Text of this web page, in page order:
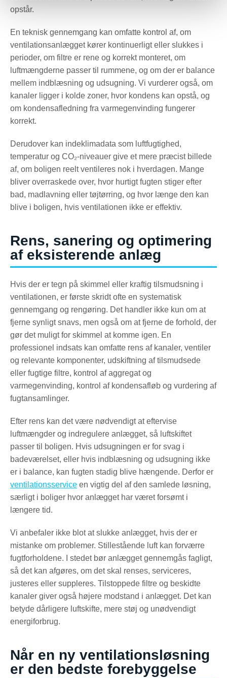
opstår.
En teknisk gennemgang kan omfatte kontrol af, om
ventilationsanlægget kører kontinuerligt eller slukkes i
perioder, om filtre er rene og korrekt monteret, om
luftmængderne passer til rummene, og om der er balance
mellem indblæsning og udsugning. Vi vurderer også, om
kanaler ligger i kolde zoner, hvor kondens kan opstå, og
om kondensafledning fra varmegenvinding fungerer
korrekt.
Derudover kan indeklimadata som luftfugtighed,
temperatur og CO₂-niveauer give et mere præcist billede
af, om boligen reelt ventileres nok i hverdagen. Mange
bliver overraskede over, hvor hurtigt fugten stiger efter
bad, madlavning eller tøjtørring, og hvor længe den kan
blive i boligen, hvis ventilationen ikke er effektiv.
Rens, sanering og optimering
af eksisterende anlæg
Hvis der er tegn på skimmel eller kraftig tilsmudsning i
ventilationen, er første skridt ofte en systematisk
gennemgang og rengøring. Det handler ikke kun om at
fjerne synligt snavs, men også om at fjerne de forhold, der
gør det muligt for skimmel at komme igen. En
professionel indsats kan omfatte rens af kanaler, ventiler
og relevante komponenter, udskiftning af tilsmudsede
eller fugtige filtre, kontrol af aggregat og
varmegenvinding, kontrol af kondensafløb og vurdering af
fugtansamlinger.
Efter rens kan det være nødvendigt at eftervise
luftmængder og indregulere anlægget, så luftskiftet
passer til boligen. Hvis udsugningen er for svag i
badeværelset, eller hvis indblæsning og udsugning ikke
er i balance, kan fugten stadig blive hængende. Derfor er
ventilationsservice en vigtig del af den samlede løsning,
særligt i boliger hvor anlægget har været forsømt i
længere tid.
Vi anbefaler ikke blot at slukke anlægget, hvis der er
mistanke om problemer. Stillestående luft kan forværre
fugtforholdene. I stedet bør anlægget gennemgås fagligt,
så det kan afgøres, om det skal renses, serviceres,
justeres eller suppleres. Tilstoppede filtre og beskidte
kanaler giver også højere modstand i anlægget. Det kan
betyde dårligere luftskifte, mere støj og unødvendigt
energiforbrug.
Når en ny ventilationsløsning
er den bedste forebyggelse